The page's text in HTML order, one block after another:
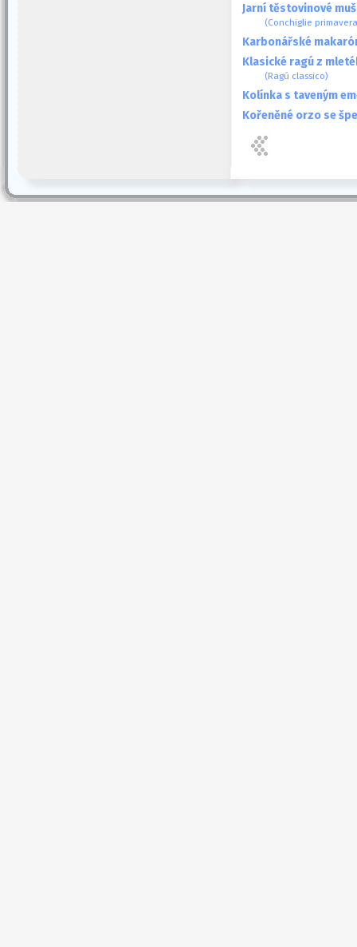
Jarní těstovinové
(Conchiglie
Karbonářské
Klasické ragú z
(Ragú classico)
Kolínka s taveným
Kořeněné orzo se